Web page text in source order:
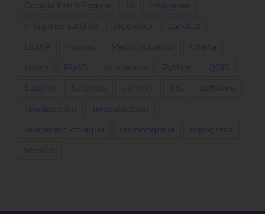
Google Earth Engine IA Imágenes
Imágenes satélite ingeniero Landsat
LIDAR marino Medio acuático Oferta
piloto Pix4D procesado Python QGIS
Satélite Satélites sentinel SIG software
Teledetcción Teledetección
Teledetección agua termongrafía topografía
técnico